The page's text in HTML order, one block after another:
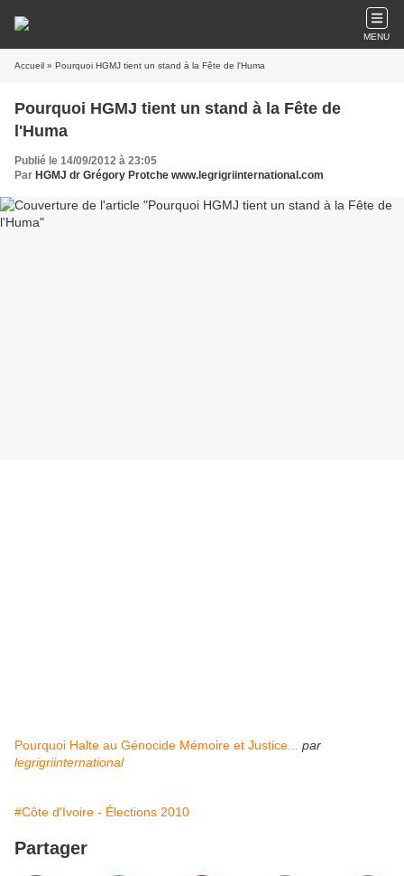
MENU
Accueil » Pourquoi HGMJ tient un stand à la Fête de l'Huma
Pourquoi HGMJ tient un stand à la Fête de
l'Huma
Publié le 14/09/2012 à 23:05
Par HGMJ dr Grégory Protche www.legrigriinternational.com
Pourquoi Halte au Génocide Mémoire et Justice...
par
legrigriinternational
#Côte d'Ivoire - Élections 2010
Partager